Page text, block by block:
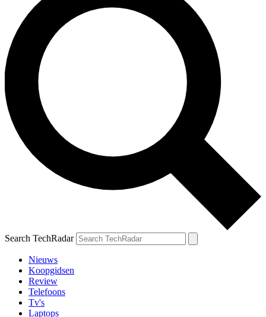
Search TechRadar
Nieuws
Koopgidsen
Review
Telefoons
Tv's
Laptops